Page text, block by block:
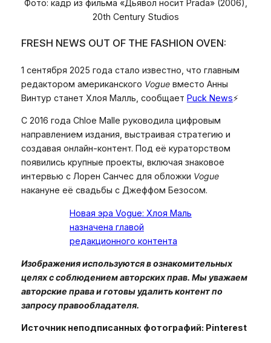
Фото: кадр из фильма «Дьявол носит Prada» (2006),
20th Century Studios
FRESH NEWS OUT OF THE FASHION OVEN:
1 сентября 2025 года стало известно, что главным
редактором американского Vogueвместо Анны
Винтур станет Хлоя Малль, сообщает Puck News⚡️
С 2016 года Chloe Malle руководила цифровым
направлением издания, выстраивая стратегию и
создавая онлайн-контент. Под её кураторством
появились крупные проекты, включая знаковое
интервью с Лорен Санчес для обложки Vogue
накануне её свадьбы с Джеффом Безосом.
Новая эра Vogue: Хлоя Маль
назначена главой
редакционного контента
Изображения используются в ознакомительных
целях с соблюдением авторских прав. Мы уважаем
авторские права и готовы удалить контент по
запросу правообладателя.
Источник неподписанных фотографий: Pinterest